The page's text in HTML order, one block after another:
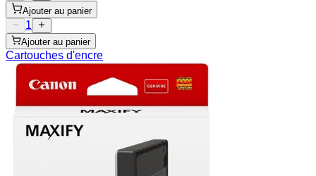
Ajouter au panier
1
Ajouter au panier
Cartouches d'encre